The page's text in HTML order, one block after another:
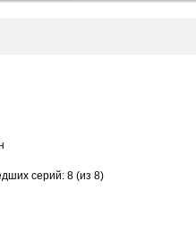
серий: 8 (из 8)